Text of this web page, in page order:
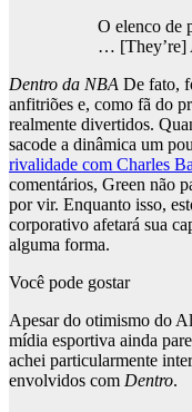
O elenco de
… [They’re]
Dentro da NBA De fato,
anfitriões e, como fã do
realmente divertidos.
sacode a dinâmica um
rivalidade com Charles
comentários, Green não
por vir. Enquanto isso,
corporativo afetará sua
alguma forma.
Você pode gostar
Apesar do otimismo do
mídia esportiva ainda
achei particularmente
envolvidos com Dentro.